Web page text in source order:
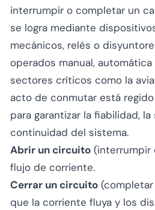
interrumpir o completar un
se logra mediante
mecánicos, relés o
operados manual,
sectores críticos como la
acto de conmutar está
para garantizar la fiabilidad,
continuidad del sistema.
Abrir un circuito (interrumpir
flujo de corriente.
Cerrar un circuito
que la corriente fluya y los